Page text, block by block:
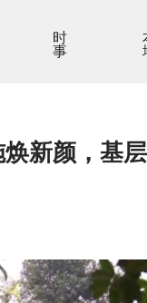
时事
新颜，基